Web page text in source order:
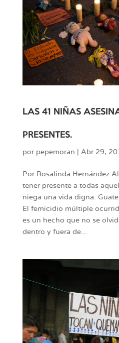
LAS 41 NIÑAS
PRESENTES.
por pepemoran Abr 29,
Por Rosalinda Hernández
tener presente a todas
niega una vida digna.
El femicidio múltiple
es un hecho que no se
dentro y fuera de...